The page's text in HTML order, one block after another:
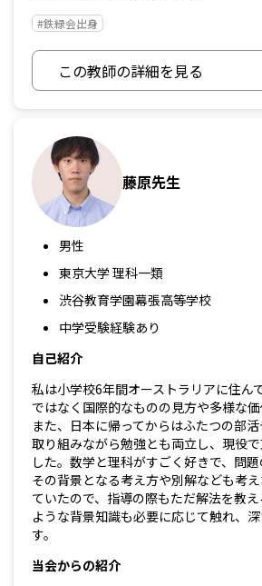
#鉄緑会出身
この教師の詳細を見る
藤原先生
男性
東京大学 理科一類
渋谷教育学園幕張高等学校
中学受験経験あり
自己紹介
私は小学校6年間オーストラリアに住ん
ではなく国際的なものの見方や多様な価
また、日本に帰ってからはふたつの部
取り組みながら勉強とも両立し、現役
した。数学と理科がすごく好きで、問
その背景となる考え方や別解なども考
ていたので、指導の際もただ解法を教
ような背景知識も必要に応じて触れ、
す。
当会からの紹介